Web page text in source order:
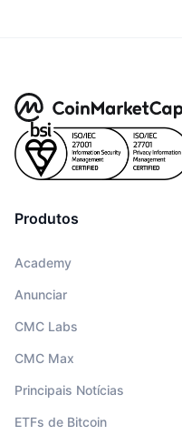
Produtos
Academy
Anunciar
CMC Labs
CMC Max
Principais Notícias
ETFs de Bitcoin